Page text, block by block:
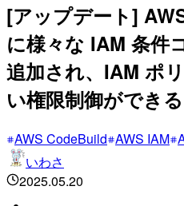
[アップデート]
に様々な IAM 条件
追加され、IAM ポ
い権限制御ができ
AWS CodeBuild AWS IAM
いわさ
2025.05.20